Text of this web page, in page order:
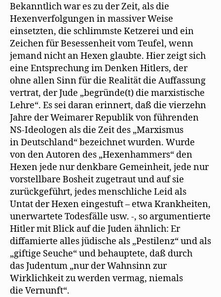
Bekanntlich war es zu der Zeit, als die
Hexenverfolgungen in massiver Weise
einsetzten, die schlimmste Ketzerei und ein
Zeichen für Besessenheit vom Teufel, wenn
jemand nicht an Hexen glaubte. Hier zeigt sich
eine Entsprechung im Denken Hitlers, der
ohne allen Sinn für die Realität die Auffassung
vertrat, der Jude „begründe(t) die marxistische
Lehre“. Es sei daran erinnert, daß die vierzehn
Jahre der Weimarer Republik von führenden
NS-Ideologen als die Zeit des „Marxismus
in Deutschland“ bezeichnet wurden. Wurde
von den Autoren des „Hexenhammers“ den
Hexen jede nur denkbare Gemeinheit, jede nur
vorstellbare Bosheit zugetraut und auf sie
zurückgeführt, jedes menschliche Leid als
Untat der Hexen eingestuft – etwa Krankheiten,
unerwartete Todesfälle usw. -, so argumentierte
Hitler mit Blick auf die Juden ähnlich: Er
diffamierte alles jüdische als „Pestilenz“ und als
„giftige Seuche“ und behauptete, daß durch
das Judentum „nur der Wahnsinn zur
Wirklichkeit zu werden vermag, niemals
die Vernunft“.